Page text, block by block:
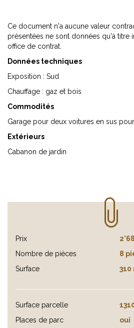
Ce document n'a aucune valeur
présentées ne sont données qu'à titre
office de contrat.
Données techniques
Exposition : Sud
Chauffage : gaz et bois
Commodités
Garage pour deux voitures en sus
Extérieurs
Cabanon de jardin
Prix
Nombre de pièces
8
Surface
310
Surface parcelle
Places de parc
oui